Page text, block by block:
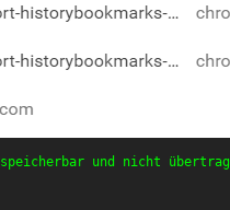
und nicht